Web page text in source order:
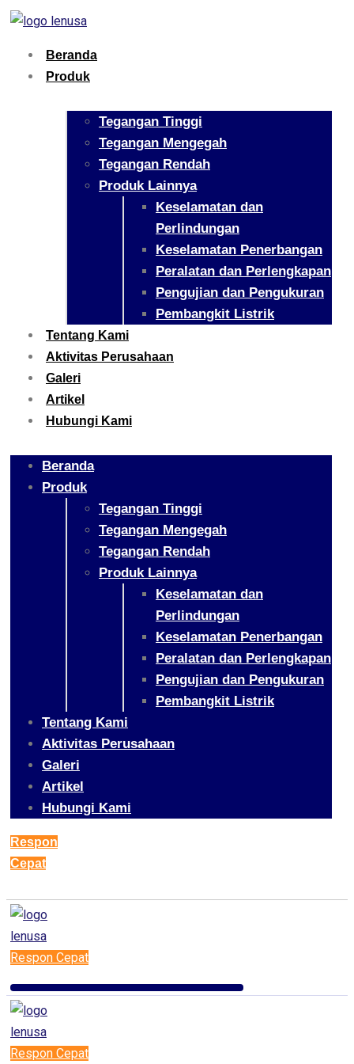
Beranda
Produk
Tegangan Tinggi
Tegangan Mengegah
Tegangan Rendah
Produk Lainnya
Keselamatan dan
Perlindungan
Keselamatan Penerbangan
Peralatan dan Perlengkapan
Pengujian dan Pengukuran
Pembangkit Listrik
Tentang Kami
Aktivitas Perusahaan
Galeri
Artikel
Hubungi Kami
Beranda
Produk
Tegangan Tinggi
Tegangan Mengegah
Tegangan Rendah
Produk Lainnya
Keselamatan dan
Perlindungan
Keselamatan Penerbangan
Peralatan dan Perlengkapan
Pengujian dan Pengukuran
Pembangkit Listrik
Tentang Kami
Aktivitas Perusahaan
Galeri
Artikel
Hubungi Kami
Respon
Cepat
Respon Cepat
Respon Cepat